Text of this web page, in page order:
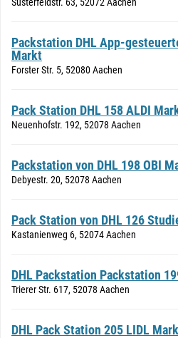
Packstation DHL App-
Markt
Forster Str. 5, 52080 Aachen
Pack Station DHL 158 ALDI
Neuenhofstr. 192, 52078 Aachen
Packstation von DHL 198 OBI
Debyestr. 20, 52078 Aachen
Pack Station von DHL 126
Kastanienweg 6, 52074 Aachen
DHL Packstation Packstation
Trierer Str. 617, 52078 Aachen
DHL Pack Station 205 LIDL